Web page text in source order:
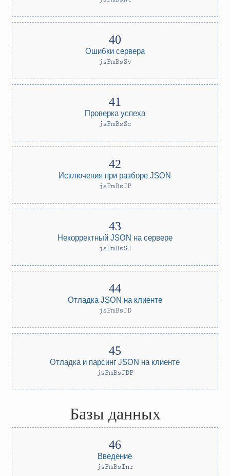
Ошибки сервера
jsPmBsSv
Проверка успеха
jsPmBsSc
Исключения при разборе JSON
jsPmBsJP
Некорректный JSON на сервере
jsPmBsSJ
Отладка JSON на клиенте
jsPmBsJD
Отладка и парсинг JSON на клиенте
jsPmBsJDP
Базы данных
Введение
jsPmBsInr